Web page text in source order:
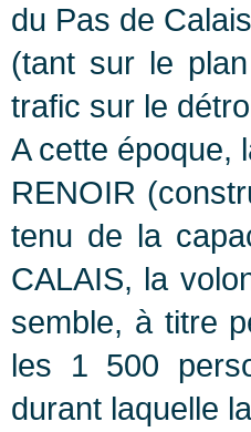
du Pas de
(tant sur le
trafic sur le
A cette époque,
RENOIR
tenu de la
CALAIS, la
semble, à titre
les 1 500
durant laquelle